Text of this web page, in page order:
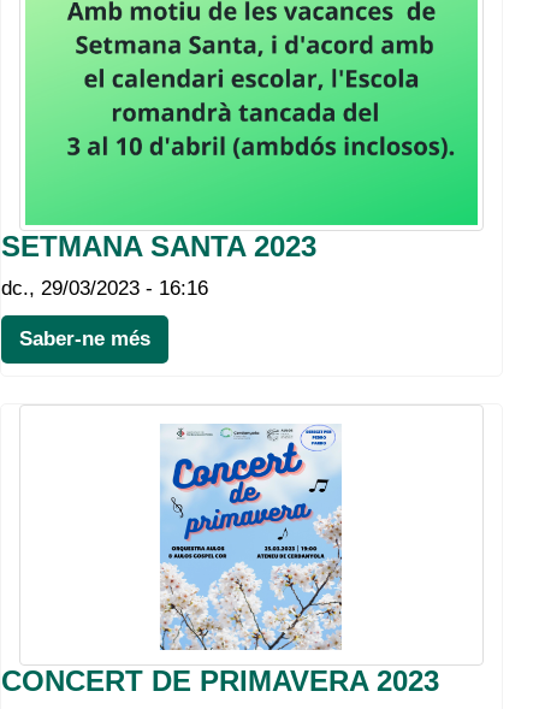
SETMANA SANTA 2023
dc., 29/03/2023 - 16:16
Saber-ne més
CONCERT DE PRIMAVERA 2023